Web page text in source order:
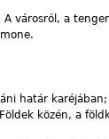
városról, a
határ karéjában;
közén, a